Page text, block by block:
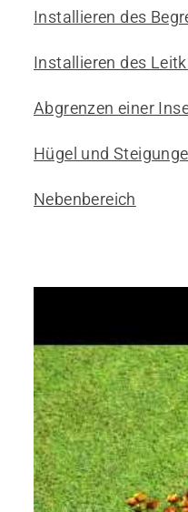
Installieren des
Installieren des
Abgrenzen einer
Hügel und
Nebenbereich